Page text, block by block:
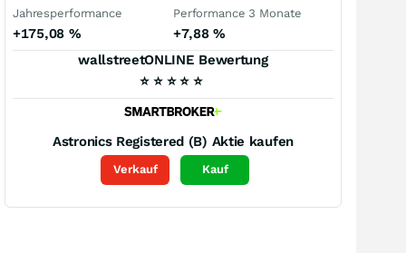
Jahresperformance
+175,08 %
Performance 3 Monate
+7,88%
wallstreetONLINE Bewertung
⭐ ⭐ ⭐ ⭐ ⭐
Astronics Registered (B) Aktie kaufen
Verkauf Kauf